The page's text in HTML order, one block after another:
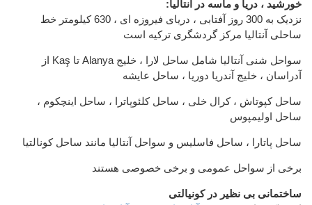
:خورشید ، دریا و ماسه در آنتالیا
نزدیک به 300 روز آفتابی ، دریای فیروزه ای ، 630 کیلومتر خط
ساحلی آنتالیا مرکز گردشگری ترکیه است
از Kaş تا Alanya سواحل شنی آنتالیا شامل ساحل لارا ، خلیج
آدراسان ، خلیج آندریا دوریا ، ساحل عایشه
ساحل کپوتاش ، کرال خلی ، ساحل کلئوپاترا ، ساحل اینچکوم ،
ساحل اولیمپوس
ساحل پاتارا ، ساحل فاسلیس و سواحل آنتالیا مانند ساحل کونالتیا
برخی از سواحل عمومی و برخی خصوصی هستند
ساختمانی بی نظیر در کونیالتی